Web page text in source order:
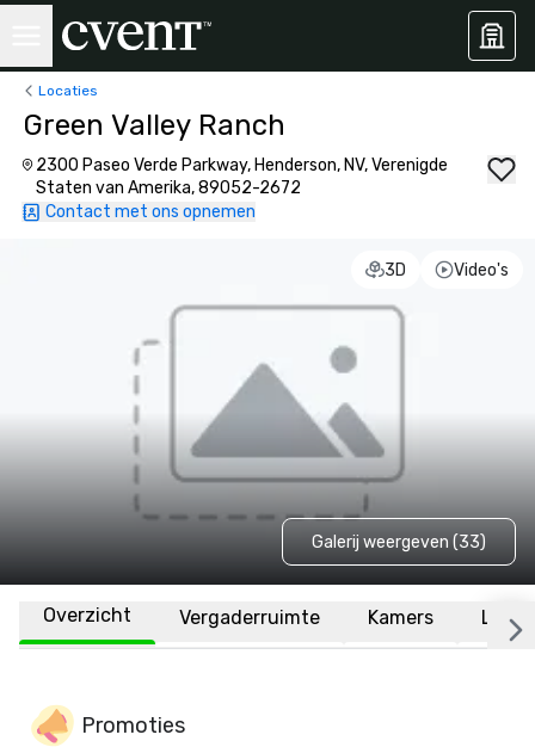
Locaties
Green Valley Ranch
2300 Paseo Verde Parkway, Henderson, NV, Verenigde
Staten van Amerika, 89052-2672
Contact met ons opnemen
3D Video's
Galerij weergeven (33)
Overzicht Vergaderruimte Kamers
Promoties